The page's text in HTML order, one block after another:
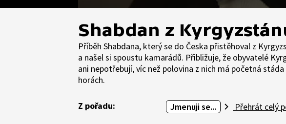
Shabdan z
Příběh Shabdana, který se do Česka přistěhoval z
a našel si spoustu kamarádů. Přibližuje, že obyvatelé
ani nepotřebují, víc než polovina z nich má početná
horách.
Z pořadu: Jmenuji se... Přehrát celý